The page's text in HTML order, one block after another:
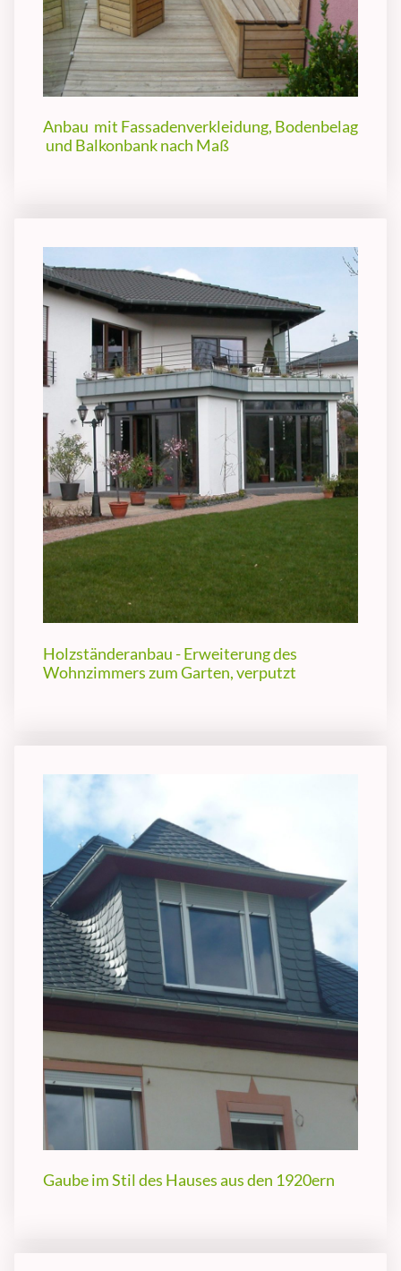
Anbau mit Fassadenverkleidung, Bodenbelag
und Balkonbank nach Maß
Holzständeranbau - Erweiterung des
Wohnzimmers zum Garten, verputzt
Gaube im Stil des Hauses aus den 1920ern